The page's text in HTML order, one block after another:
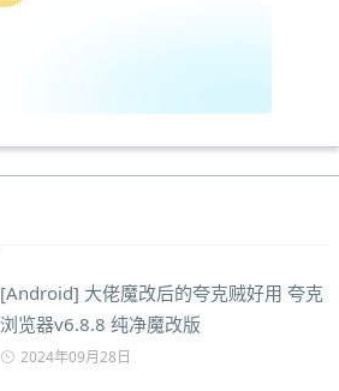
[Android] 大佬魔改后的夸克贼好用 夸克
浏览器v6.8.8 纯净魔改版
2024年09月28日